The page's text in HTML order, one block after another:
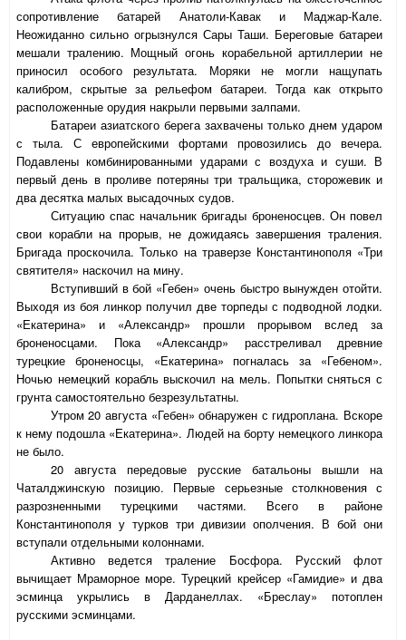
сопротивление батарей Анатоли-Кавак и Маджар-Кале.
Неожиданно сильно огрызнулся Сары Таши. Береговые батареи
мешали тралению. Мощный огонь корабельной артиллерии не
приносил особого результата. Моряки не могли нащупать
калибром, скрытые за рельефом батареи. Тогда как открыто
расположенные орудия накрыли первыми залпами.
Батареи азиатского берега захвачены только днем ударом
с тыла. С европейскими фортами провозились до вечера.
Подавлены комбинированными ударами с воздуха и суши. В
первый день в проливе потеряны три тральщика, сторожевик и
два десятка малых высадочных судов.
Ситуацию спас начальник бригады броненосцев. Он повел
свои корабли на прорыв, не дожидаясь завершения траления.
Бригада проскочила. Только на траверзе Константинополя «Три
святителя» наскочил на мину.
Вступивший в бой «Гебен» очень быстро вынужден отойти.
Выходя из боя линкор получил две торпеды с подводной лодки.
«Екатерина» и «Александр» прошли прорывом вслед за
броненосцами. Пока «Александр» расстреливал древние
турецкие броненосцы, «Екатерина» погналась за «Гебеном».
Ночью немецкий корабль выскочил на мель. Попытки сняться с
грунта самостоятельно безрезультатны.
Утром 20 августа «Гебен» обнаружен с гидроплана. Вскоре
к нему подошла «Екатерина». Людей на борту немецкого линкора
не было.
20 августа передовые русские батальоны вышли на
Чаталджинскую позицию. Первые серьезные столкновения с
разрозненными турецкими частями. Всего в районе
Константинополя у турков три дивизии ополчения. В бой они
вступали отдельными колоннами.
Активно ведется траление Босфора. Русский флот
вычищает Мраморное море. Турецкий крейсер «Гамидие» и два
эсминца укрылись в Дарданеллах. «Бреслау» потоплен
русскими эсминцами.